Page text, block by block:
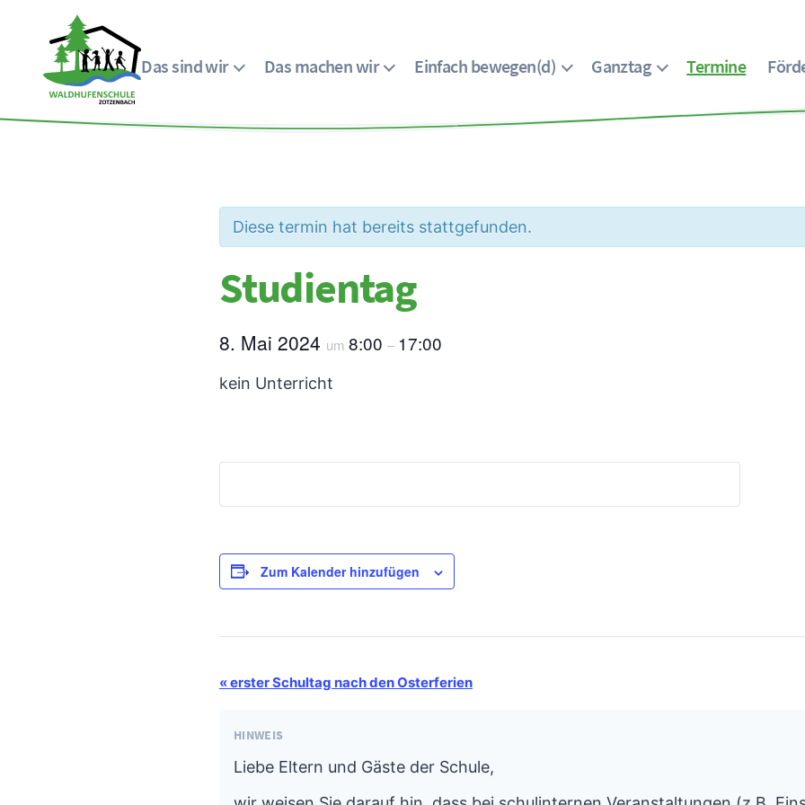
Waldhufenschule
Das sind wir Das machen wir Einfach bewegen(d) Ganztag Termine
Menü
Diese termin hat bereits stattgefunden.
Studientag
8. Mai 2024 um 8:00 – 17:00
kein Unterricht
Zum Kalender hinzufügen
Termin-
«erster Schultag nach den Osterferien
HINWEIS
Liebe Eltern und Gäste der Schule,